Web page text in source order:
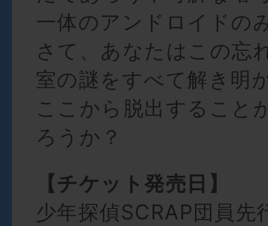
一体のアンドロイドの
さて、あなたはこの忘
室の謎をすべて解き明
ここから脱出すること
ろうか？
【チケット発売日】
少年探偵SCRAP団員先